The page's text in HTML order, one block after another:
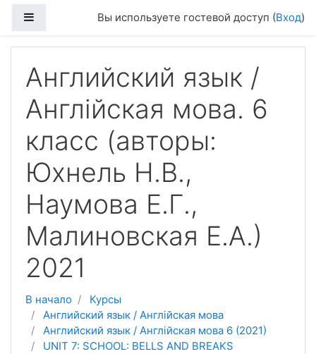
Боковая панельВы используете гостевой доступ (Вход)
Английский язык /
Англійская мова. 6
класс (авторы:
Юхнель Н.В.,
Наумова Е.Г.,
Малиновская Е.А.)
2021
В начало
Курсы
Английский язык / Англійская мова
Английский язык / Англійская мова 6 (2021)
UNIT 7: SCHOOL: BELLS AND BREAKS